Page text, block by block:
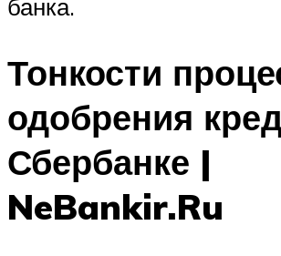
банка.
Тонкости
одобрения
Сбербанке |
NeBankir.Ru